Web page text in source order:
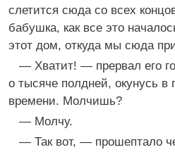
слетится сюда со всех
бабушка, как все это
этот дом, откуда мы сюда
— Хватит! — прервал его
о тысяче полдней, окунусь в
времени. Молчишь?
— Молчу.
— Так вот, — прошептало